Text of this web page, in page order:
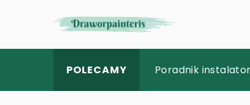
POLECAMY Nowoczesne
Poradnik
Jak narzędzia